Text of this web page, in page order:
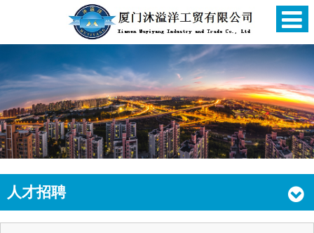
人才招聘